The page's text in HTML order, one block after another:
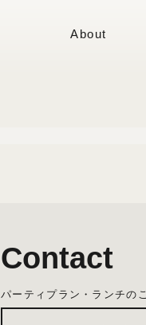
About
Contact
パーティプラン・ランチの